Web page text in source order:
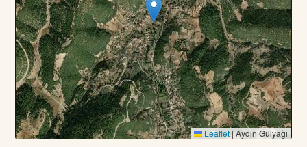
Leaflet|Aydın Gülyağı